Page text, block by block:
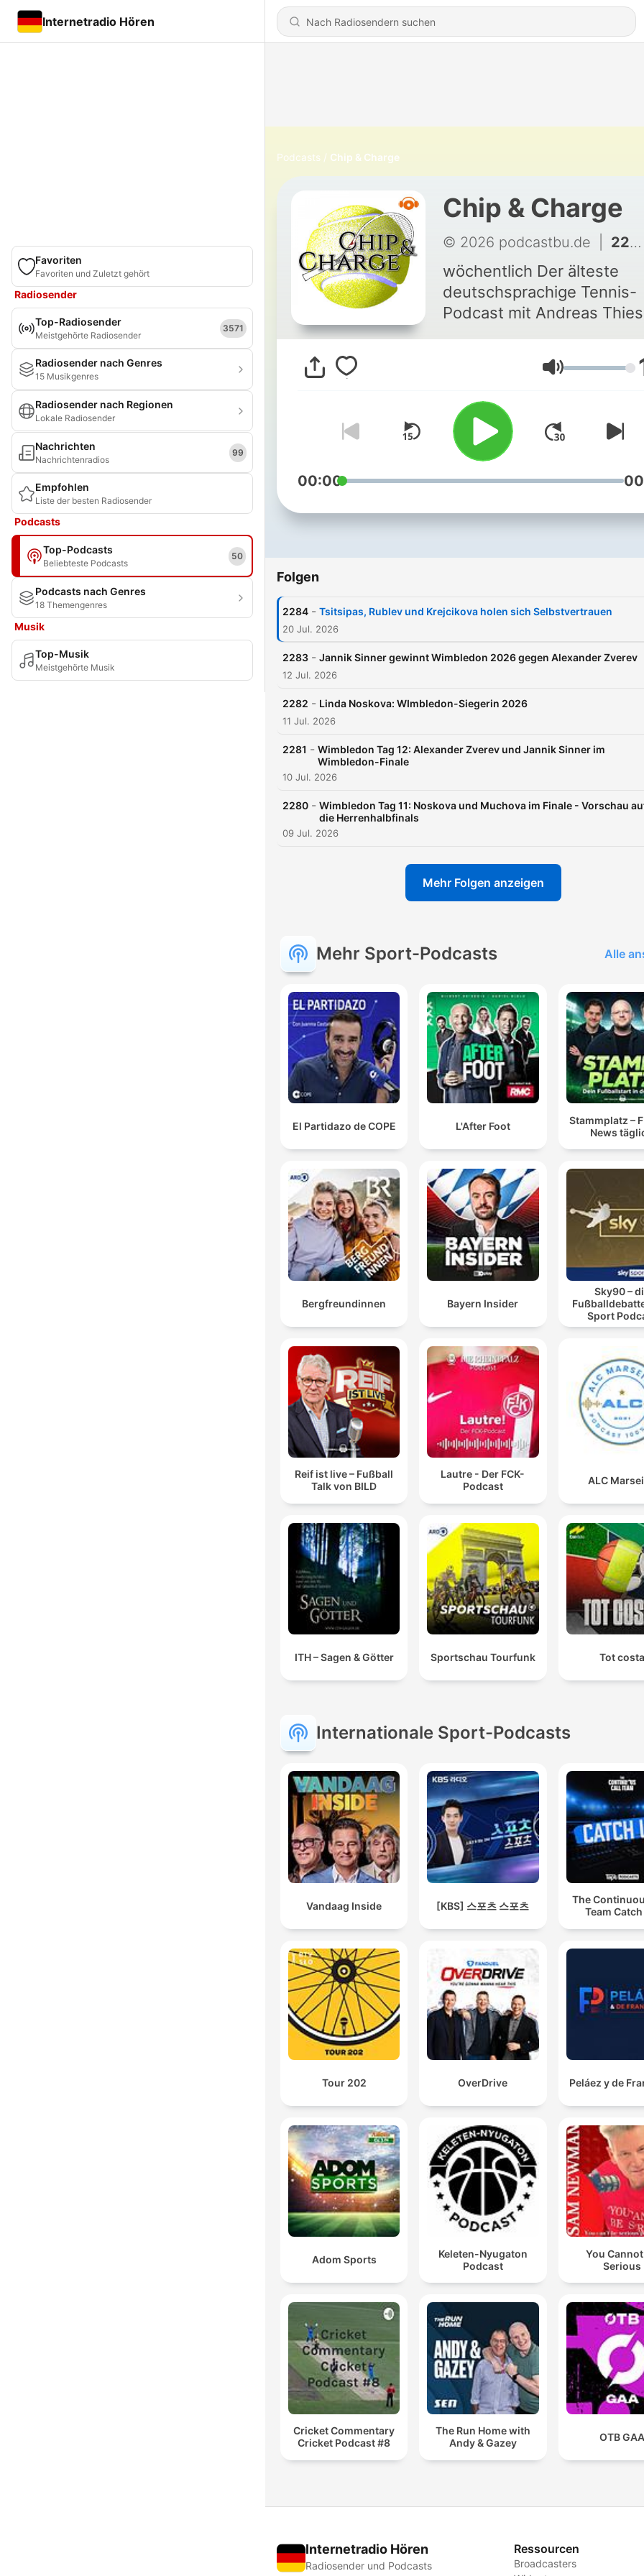
Internetradio Hören
Favoriten
Favoriten und Zuletzt gehört
Radiosender
Top-Radiosender
Meistgehörte Radiosender
3571
Radiosender nach Genres
15 Musikgenres
Radiosender nach Regionen
Lokale Radiosender
Nachrichten
Nachrichtenradios
99
Empfohlen
Liste der besten Radiosender
Podcasts
Top-Podcasts
Beliebteste Podcasts
50
Podcasts nach Genres
18 Themengenres
Musik
Top-Musik
Meistgehörte Musik
Podcasts Chip & Charge
Chip & Charge
© 2026 podcastbu.de 2284 - Tsitsipas, Rublev und Krejcikova holen sich Selbstvertrauen
wöchentlich Der älteste
deutschsprachige Tennis-
Podcast mit Andreas Thies
fassen in ihren Folgen die
Tenniswoche zusammen
Dailys zu den Grand Slams.
Jetzt abonnieren und richtig
eintauchen in die Welt des
Tennis-Sports.
Lautstärke
00:00
Folgen
2284 - Tsitsipas, Rublev und Krejcikova holen sich Selbstvertrauen
20 Jul. 2026
2283 - Jannik Sinner gewinnt Wimbledon 2026 gegen Alexander Zverev
12 Jul. 2026
2282 - Linda Noskova: WImbledon-Siegerin 2026
11 Jul. 2026
2281 - Wimbledon Tag 12: Alexander Zverev und Jannik Sinner im
Wimbledon-Finale
10 Jul. 2026
2280 - Wimbledon Tag 11: Noskova und Muchova im Finale - Vorschau
die Herrenhalbfinals
09 Jul. 2026
Mehr Folgen anzeigen
Mehr Sport-Podcasts Alle
El Partidazo de COPE L'After Foot
Stammplatz –
News
Bergfreundinnen Bayern Insider
Sky90 –
Sport
Reif ist live – Fußball
Talk von BILD
Lautre - Der FCK-
Podcast
ALC
ITH – Sagen & Götter Sportschau Tourfunk Tot costa
Internationale Sport-Podcasts
Vandaag Inside [KBS] 스포츠 스포츠
The
Team Catch
Tour 202 OverDrive Peláez y de
Adom Sports
Keleten-Nyugaton
Podcast
You Cannot
Serious
Cricket Commentary
Cricket Podcast #8
The Run Home with
Andy & Gazey
OTB GAA
Internetradio Hören
Radiosender und Podcasts
Ressourcen
Broadcasters